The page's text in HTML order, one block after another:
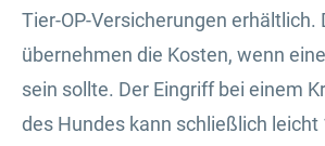
Tier-OP-Versicherungen erhältlich.
übernehmen die Kosten, wenn
sein sollte. Der Eingriff bei einem
des Hundes kann schließlich leicht